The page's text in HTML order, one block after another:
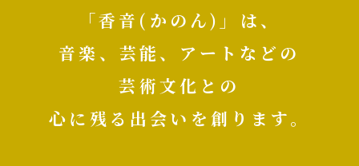
「香音(かのん)」は、
音楽、芸能、アートなどの
芸術文化との
心に残る出会いを創ります。